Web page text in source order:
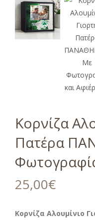
Κορνίζα
Πατέρα
25,00€
Κορνίζα Αλουμίνιο